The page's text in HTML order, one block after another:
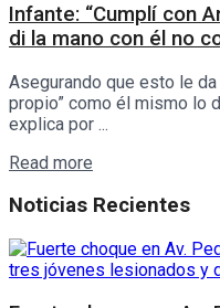
Infante: “Cumplí con
di la mano con él no
Asegurando que esto le
propio” como él mismo lo
explica por ...
Read more
Noticias Recientes